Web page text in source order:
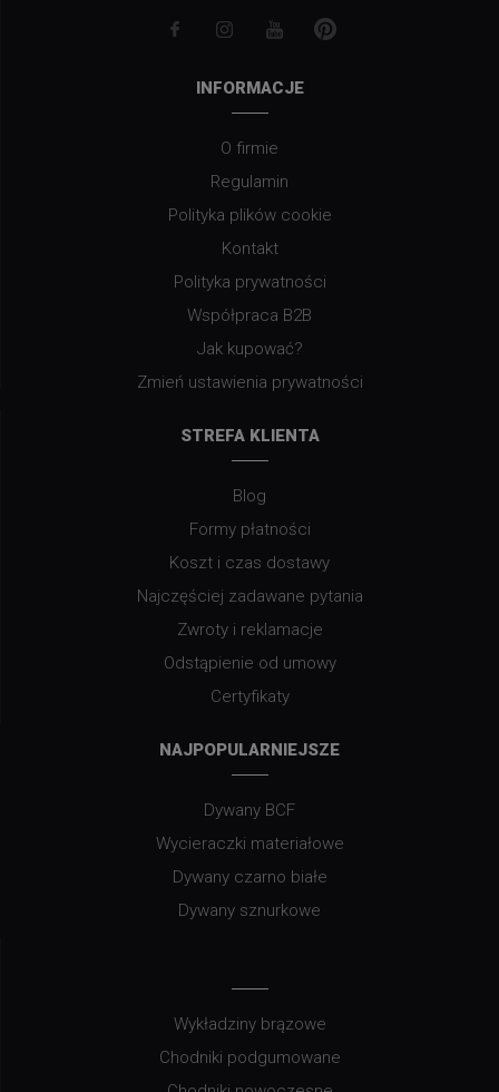
INFORMACJE
O firmie
Regulamin
Polityka plików cookie
Kontakt
Polityka prywatności
Współpraca B2B
Jak kupować?
Zmień ustawienia prywatności
STREFA KLIENTA
Blog
Formy płatności
Koszt i czas dostawy
Najczęściej zadawane pytania
Zwroty i reklamacje
Odstąpienie od umowy
Certyfikaty
NAJPOPULARNIEJSZE
Dywany BCF
Wycieraczki materiałowe
Dywany czarno białe
Dywany sznurkowe
Wykładziny brązowe
Chodniki podgumowane